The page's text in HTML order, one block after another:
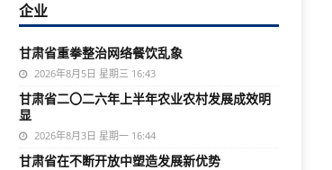
企业
甘肃省重拳整治网络餐饮乱象
2026年8月5日 星期三 16:43
甘肃省二〇二六年上半年农业农村发展成效明
显
2026年8月3日 星期一 16:44
甘肃省在不断开放中塑造发展新优势